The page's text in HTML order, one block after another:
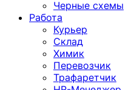
Черные схемы
Работа
Курьер
Склад
Химик
Перевозчик
Трафаретчик